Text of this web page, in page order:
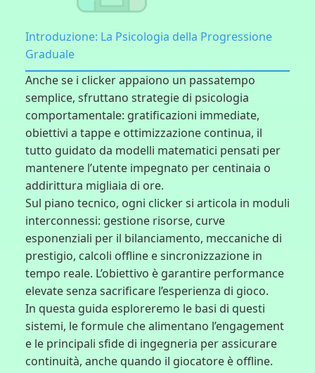
Introduzione: La Psicologia della Progressione
Graduale
Anche se i clicker appaiono un passatempo
semplice, sfruttano strategie di psicologia
comportamentale: gratificazioni immediate,
obiettivi a tappe e ottimizzazione continua, il
tutto guidato da modelli matematici pensati per
mantenere l’utente impegnato per centinaia o
addirittura migliaia di ore.
Sul piano tecnico, ogni clicker si articola in moduli
interconnessi: gestione risorse, curve
esponenziali per il bilanciamento, meccaniche di
prestigio, calcoli offline e sincronizzazione in
tempo reale. L’obiettivo è garantire performance
elevate senza sacrificare l’esperienza di gioco.
In questa guida esploreremo le basi di questi
sistemi, le formule che alimentano l’engagement
e le principali sfide di ingegneria per assicurare
continuità, anche quando il giocatore è offline.